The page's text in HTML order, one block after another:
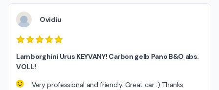
Ovidiu
Lamborghini Urus KEYVANY! Carbon gelb Pano B&O abs.
VOLL!
Very professional and friendly. Great car :) Thanks